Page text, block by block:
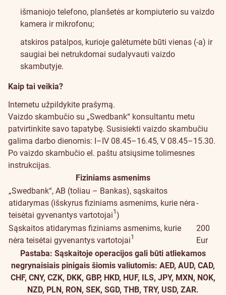
išmaniojo telefono, planšetės ar kompiuterio su vaizdo
kamera ir mikrofonu;
atskiros patalpos, kurioje galėtumėte būti vienas (-a) ir
saugiai bei netrukdomai sudalyvauti vaizdo
skambutyje.
Kaip tai veikia?
Internetu užpildykite prašymą.
Vaizdo skambučio su „Swedbank“ konsultantu metu
patvirtinkite savo tapatybę. Susisiekti vaizdo skambučiu
galima darbo dienomis: I–IV 08.45–16.45, V 08.45–15.30.
Po vaizdo skambučio el. paštu atsiųsime tolimesnes
instrukcijas.
Fiziniams asmenims
„Swedbank“, AB (toliau – Bankas), sąskaitos
atidarymas (išskyrus fiziniams asmenims, kurie nėra
teisėtai gyvenantys vartotojai1)
-
Sąskaitos atidarymas fiziniams asmenims, kurie
nėra teisėtai gyvenantys vartotojai1
200
Eur
Pastaba: Sąskaitoje operacijos gali būti atliekamos
negrynaisiais pinigais šiomis valiutomis: AED, AUD, CAD,
CHF, CNY, CZK, DKK, GBP, HKD, HUF, ILS, JPY, MXN, NOK,
NZD, PLN, RON, SEK, SGD, THB, TRY, USD, ZAR.